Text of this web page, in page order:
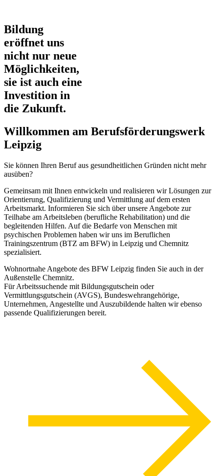
Bildung
eröffnet uns
nicht nur neue
Möglichkeiten,
sie ist auch eine
Investition in
die Zukunft.
Willkommen am Berufsförderungswerk
Leipzig
Sie können Ihren Beruf aus gesundheitlichen Gründen nicht mehr
ausüben?
Gemeinsam mit Ihnen entwickeln und realisieren wir Lösungen zur
Orientierung, Qualifizierung und Vermittlung auf dem ersten
Arbeitsmarkt. Informieren Sie sich über unsere Angebote zur
Teilhabe am Arbeitsleben (berufliche Rehabilitation) und die
begleitenden Hilfen. Auf die Bedarfe von Menschen mit
psychischen Problemen haben wir uns im Beruflichen
Trainingszentrum (BTZ am BFW) in Leipzig und Chemnitz
spezialisiert.
Wohnortnahe Angebote des BFW Leipzig finden Sie auch in der
Außenstelle Chemnitz.
Für Arbeitssuchende mit Bildungsgutschein oder
Vermittlungsgutschein (AVGS), Bundeswehrangehörige,
Unternehmen, Angestellte und Auszubildende halten wir ebenso
passende Qualifizierungen bereit.